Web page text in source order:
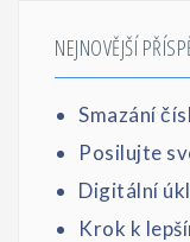
NEJNOVĚJŠÍ
Smazání
Posilujte
Digitální
Krok k